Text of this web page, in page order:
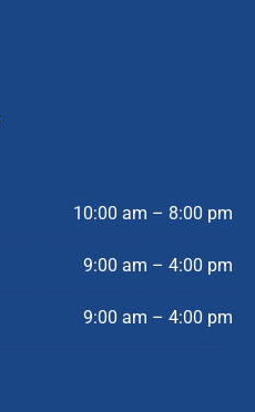
10:00 am – 8:00 pm
9:00 am – 4:00 pm
9:00 am – 4:00 pm